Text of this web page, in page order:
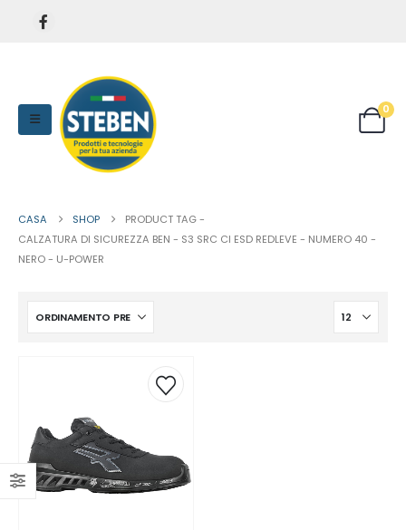
0
CASA SHOP
PRODUCT TAG -
CALZATURA DI SICUREZZA BEN - S3 SRC CI ESD REDLEVE - NUMERO 40 -
NERO - U-POWER